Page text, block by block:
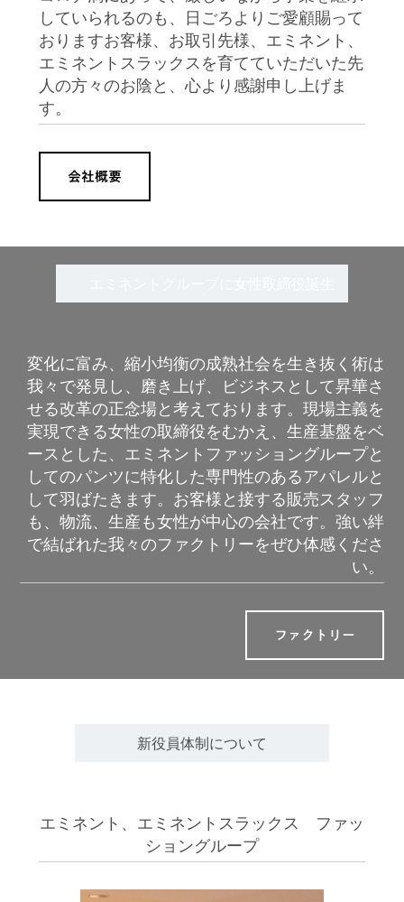
していられるのも、日ごろよりご愛顧賜って
おりますお客様、お取引先様、エミネント、
エミネントスラックスを育てていただいた先
人の方々のお陰と、心より感謝申し上げま
す。
会社概要
変化に富み、縮小均衡の成熟社会を生き抜く術は
我々で発見し、磨き上げ、ビジネスとして昇華さ
せる改革の正念場と考えております。現場主義を
実現できる女性の取締役をむかえ、生産基盤をベ
ースとした、エミネントファッショングループと
してのパンツに特化した専門性のあるアパレルと
して羽ばたきます。お客様と接する販売スタッフ
も、物流、生産も女性が中心の会社です。強い絆
で結ばれた我々のファクトリーをぜひ体感くださ
い。
ファクトリー
新役員体制について
エミネント、エミネントスラックス ファッ
ショングループ